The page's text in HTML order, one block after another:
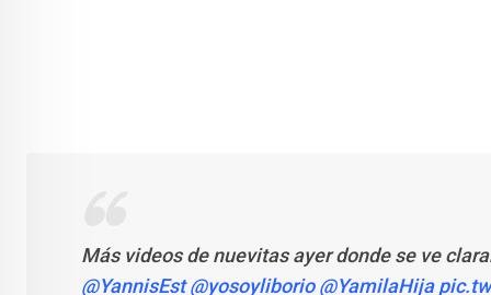
Más videos de nuevitas ayer donde se ve
@YannisEst @yosoyliborio @YamilaHija